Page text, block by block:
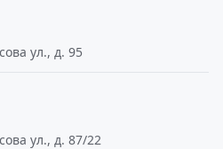
ул., д. 95
ул., д. 87/22